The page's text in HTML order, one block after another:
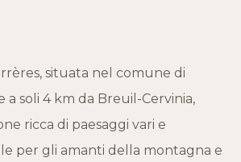
situata nel comune di
soli 4 km da Breuil-Cervinia,
ricca di paesaggi vari e
per gli amanti della montagna e